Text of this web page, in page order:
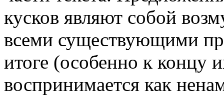
кусков являют собой
всеми существующими
итоге (особенно к концу
воспринимается как